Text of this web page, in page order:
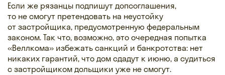
Если же рязанцы подпишут допсоглашения,
то не смогут претендовать на неустойку
от застройщика, предусмотренную федеральным
законом. Так что, возможно, это очередная попытка
«Веллкома» избежать санкций и банкротства: нет
никаких гарантий, что дом сдадут к июню, а судиться
с застройщиком дольщики уже не смогут.